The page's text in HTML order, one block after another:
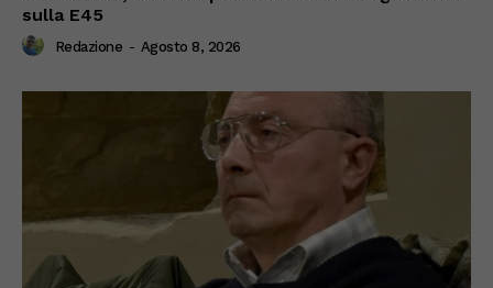
sulla E45
Redazione - Agosto 8, 2026